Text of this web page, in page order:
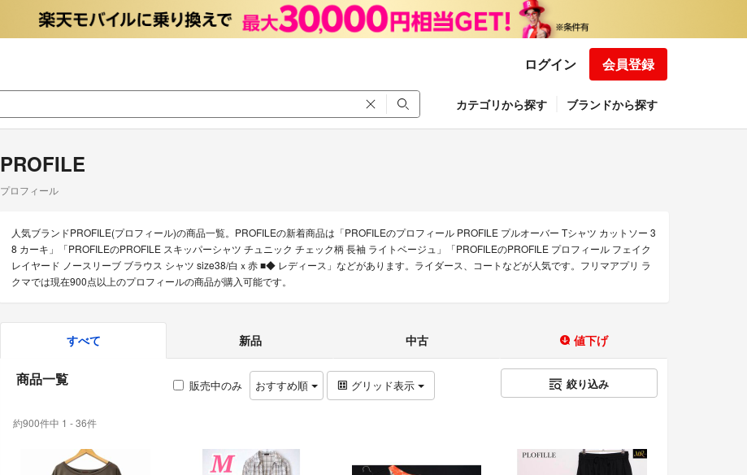
ログイン 会員登録
カテゴリから探す ブランドから探す
PROFILE
プロフィール
人気ブランドPROFILE(プロフィール)の商品一覧。PROFILEの新着商品は「PROFILEのプロフィール PROFILE プルオーバー Tシャツ カットソー 3
8 カーキ」「PROFILEのPROFILE スキッパーシャツ チュニック チェック柄 長袖 ライトベージュ」「PROFILEのPROFILE プロフィール フェイク
レイヤード ノースリーブ ブラウス シャツ size38/白ｘ赤 ■◆ レディース」などがあります。ライダース、コートなどが人気です。フリマアプリ ラ
クマでは現在900点以上のプロフィールの商品が購入可能です。
すべて 新品 中古 値下げ
商品一覧 販売中のみ おすすめ順 グリッド表示 絞り込み
約900件中 1 - 36件